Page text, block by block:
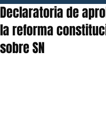
Declaratoria de
la reforma
sobre SN